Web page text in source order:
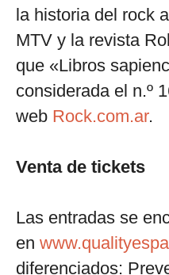
la historia del rock
MTV y la revista
que «Libros
considerada el n.º
web Rock.com.ar.
Venta de tickets
Las entradas se
en
diferenciados: